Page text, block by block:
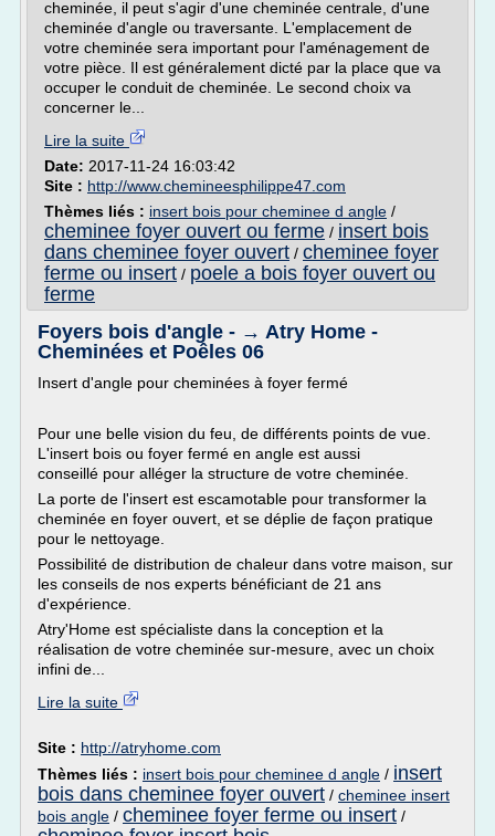
cheminée, il peut s'agir d'une cheminée centrale, d'une
cheminée d'angle ou traversante. L'emplacement de
votre cheminée sera important pour l'aménagement de
votre pièce. Il est généralement dicté par la place que va
occuper le conduit de cheminée. Le second choix va
concerner le...
Lire la suite
Date: 2017-11-24 16:03:42
Site : http://www.chemineesphilippe47.com
Thèmes liés : insert bois pour cheminee d angle /
cheminee foyer ouvert ou ferme / insert bois
dans cheminee foyer ouvert / cheminee foyer
ferme ou insert / poele a bois foyer ouvert ou
ferme
Foyers bois d'angle - → Atry Home -
Cheminées et Poêles 06
Insert d'angle pour cheminées à foyer fermé
Pour une belle vision du feu, de différents points de vue.
L'insert bois ou foyer fermé en angle est aussi
conseillé pour alléger la structure de votre cheminée.
La porte de l'insert est escamotable pour transformer la
cheminée en foyer ouvert, et se déplie de façon pratique
pour le nettoyage.
Possibilité de distribution de chaleur dans votre maison, sur
les conseils de nos experts bénéficiant de 21 ans
d'expérience.
Atry'Home est spécialiste dans la conception et la
réalisation de votre cheminée sur-mesure, avec un choix
infini de...
Lire la suite
Site : http://atryhome.com
Thèmes liés : insert bois pour cheminee d angle / insert
bois dans cheminee foyer ouvert / cheminee insert
bois angle / cheminee foyer ferme ou insert /